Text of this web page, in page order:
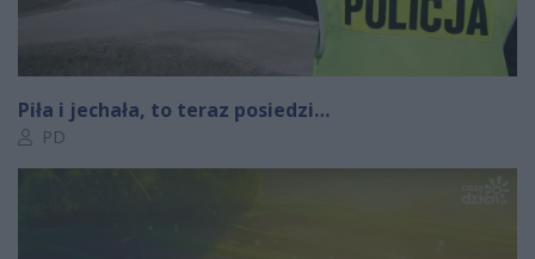
Piła i jechała, to teraz posiedzi…
Autor artykułu:
PD